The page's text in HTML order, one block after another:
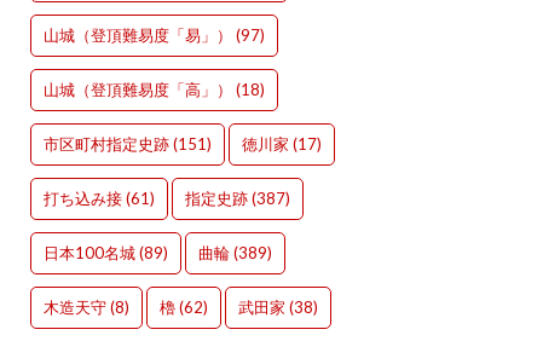
山城（登頂難易度「易」） (97)
山城（登頂難易度「高」） (18)
市区町村指定史跡(151) 徳川家 (17)
打ち込み接(61) 指定史跡(387)
日本100名城(89) 曲輪(389)
木造天守(8) 櫓(62) 武田家 (38)